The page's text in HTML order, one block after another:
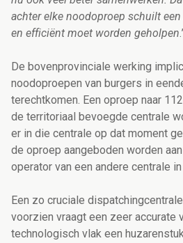
achter elke noodoproep schuilt
en efficiënt moet worden geholpen
De bovenprovinciale werking
noodoproepen van burgers in
terechtkomen. Een oproep naar
de territoriaal bevoegde centrale
er in die centrale op dat moment
de oproep aangeboden worden
operator van een andere centrale
Een zo cruciale
voorzien vraagt een zeer accurate
technologisch vlak een